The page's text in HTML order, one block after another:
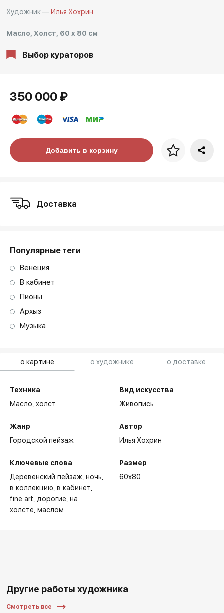
о картине о художнике о доставке
Техника
Масло,холст
Жанр
Городской пейзаж
Ключевые слова
Деревенский пейзаж ночь
в коллекцию в кабинет
fine art дорогие на
холсте маслом
Вид искусства
Живопись
Автор
Илья Хохрин
Размер
60x80
Художник — Илья Хохрин
Масло, Холст, 60 x 80 см
Выбор кураторов
350 000 ₽
Цена за багетДобавить в корзину
Доставка
Популярные теги
Венеция
В кабинет
Пионы
Архыз
Музыка
Другие работы художника
Смотреть все